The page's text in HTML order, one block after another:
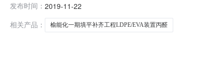
同签订后接到买方供货通知后15日内到货第二名陕西宁
发布时间： 2019-11-22
相关产品：
榆能化一期填平补齐工程LDPE/EVA装置丙醛